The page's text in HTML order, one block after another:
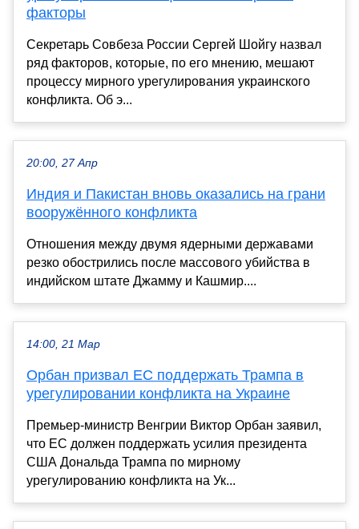
факторы
Секретарь Совбеза России Сергей Шойгу назвал
ряд факторов, которые, по его мнению, мешают
процессу мирного урегулирования украинского
конфликта. Об э...
20:00, 27 Апр
Индия и Пакистан вновь оказались на грани
вооружённого конфликта
Отношения между двумя ядерными державами
резко обострились после массового убийства в
индийском штате Джамму и Кашмир....
14:00, 21 Мар
Орбан призвал ЕС поддержать Трампа в
урегулировании конфликта на Украине
Премьер-министр Венгрии Виктор Орбан заявил,
что ЕС должен поддержать усилия президента
США Дональда Трампа по мирному
урегулированию конфликта на Ук...